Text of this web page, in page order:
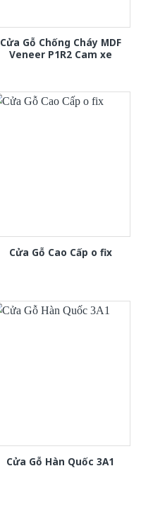
Cửa Gỗ Chống Cháy MDF
Veneer P1R2 Cam xe
Cửa Gỗ Cao Cấp o fix
Cửa Gỗ Hàn Quốc 3A1